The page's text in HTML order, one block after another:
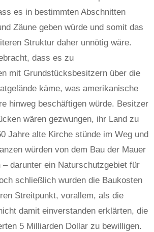
es in bestimmten Abschnitten
Zäune geben würde und somit das
Struktur daher unnötig wäre.
dass es zu
mit Grundstücksbesitzern über die
käme, was amerikanische
hinweg beschäftigen würde. Besitzer
wären gezwungen, ihr Land zu
Jahre alte Kirche stünde im Weg und
würden von dem Bau der Mauer
darunter ein Naturschutzgebiet für
schließlich wurden die Baukosten
Streitpunkt, vorallem, als die
damit einverstanden erklärten, die
5 Milliarden Dollar zu bewilligen.